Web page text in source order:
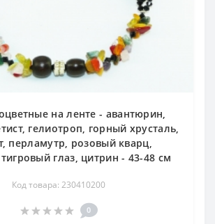
на ленте - авантюрин,
гелиотроп, горный хрусталь,
перламутр, розовый кварц,
глаз, цитрин - 43-48 см
Код товара: 230410200
0